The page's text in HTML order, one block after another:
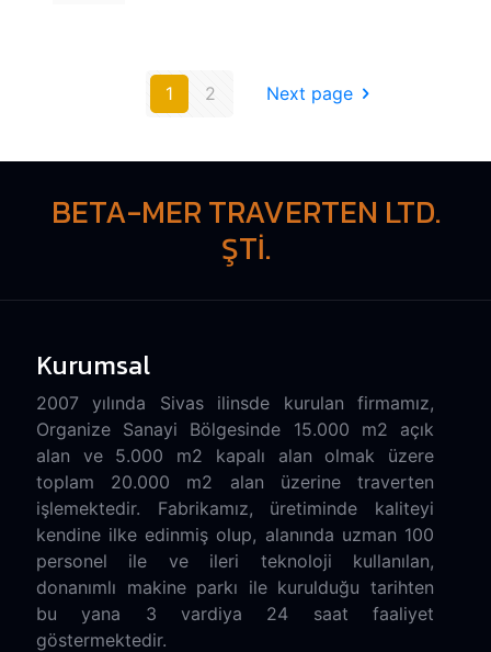
1 2 Next page
BETA-MER TRAVERTEN LTD.
ŞTİ.
Kurumsal
2007 yılında Sivas ilinsde kurulan firmamız,
Organize Sanayi Bölgesinde 15.000 m2 açık
alan ve 5.000 m2 kapalı alan olmak üzere
toplam 20.000 m2 alan üzerine traverten
işlemektedir. Fabrikamız, üretiminde kaliteyi
kendine ilke edinmiş olup, alanında uzman 100
personel ile ve ileri teknoloji kullanılan,
donanımlı makine parkı ile kurulduğu tarihten
bu yana 3 vardiya 24 saat faaliyet
göstermektedir.